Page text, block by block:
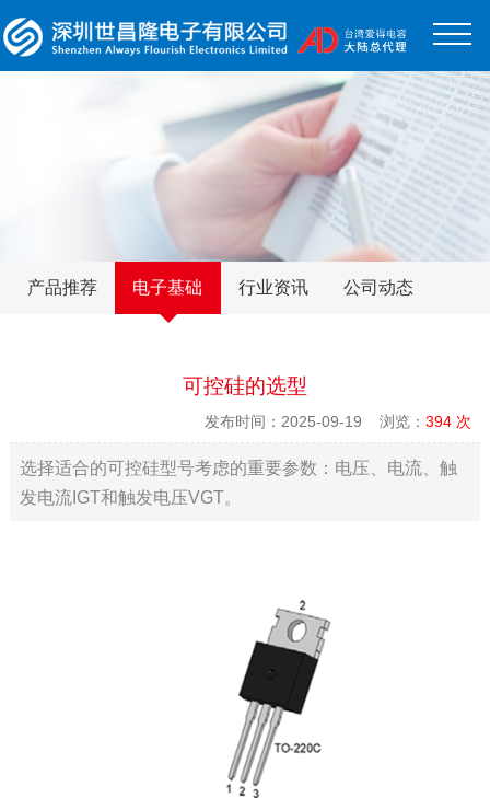
产品推荐 电子基础 行业资讯 公司动态
可控硅的选型
发布时间：2025-09-19 浏览：394 次
选择适合的可控硅型号考虑的重要参数：电压、电流、触
发电流IGT和触发​电压VGT。